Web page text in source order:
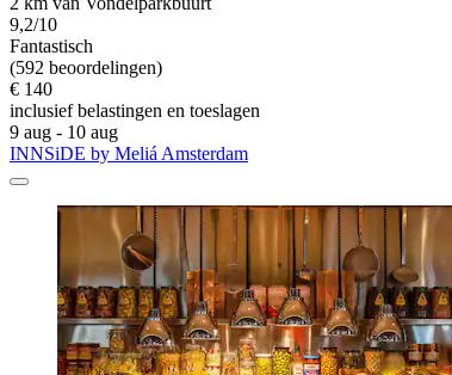
9,2/10
Fantastisch
(592 beoordelingen)
€ 140
inclusief belastingen en toeslagen
9 aug - 10 aug
INNSiDE by Meliá Amsterdam